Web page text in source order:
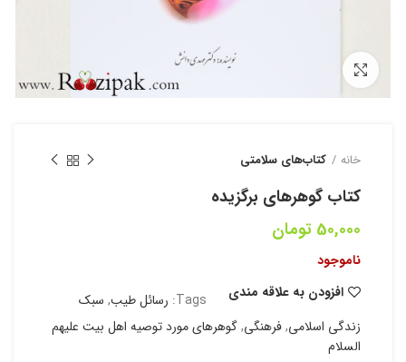
خانه کتاب‌های سلامتی
کتاب گوهرهای برگزیده
50,000 تومان
ناموجود
افزودن به علاقه مندی
Tags: رسائل طیب, سبک
زندگی اسلامی,فرهنگی,گوهرهای مورد توصیه اهل بیت علیهم
السلام